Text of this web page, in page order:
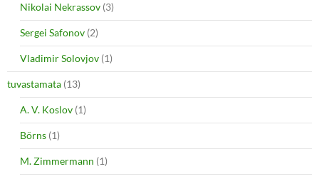
Nikolai Nekrassov (3)
Sergei Safonov (2)
Vladimir Solovjov (1)
tuvastamata (13)
A. V. Koslov (1)
Börns (1)
M. Zimmermann (1)